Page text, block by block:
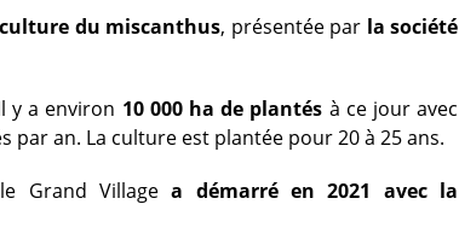
culture du miscanthus, présentée par la société
y a environ 10 000 ha de plantés à ce jour avec
par an. La culture est plantée pour 20 à 25 ans.
Grand Villagea démarré en 2021 avec la